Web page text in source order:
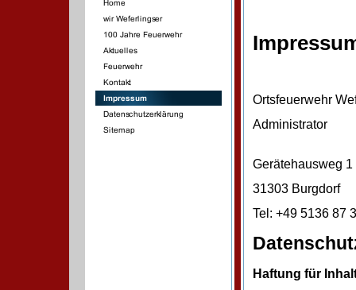
Ortsfeuerwehr
Administrator
Gerätehausweg 1
31303 Burgdorf
Tel: +49 5136 87
Haftung für